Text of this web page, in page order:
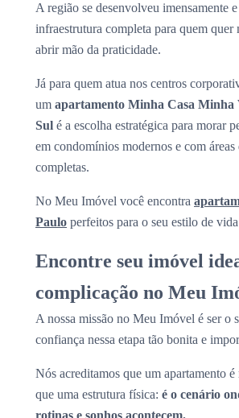
A região se desenvolveu imensamente
infraestrutura completa para quem quer
abrir mão da praticidade.
Já para quem atua nos centros
um apartamento Minha Casa Minha
Sul é a escolha estratégica para morar
em condomínios modernos e com áreas
completas.
No Meu Imóvel você encontra
Paulo perfeitos para o seu estilo de
Encontre seu imóvel
complicação no Meu
A nossa missão no Meu Imóvel é ser o
confiança nessa etapa tão bonita e
Nós acreditamos que um apartamento
que uma estrutura física: é o cenário
rotinas e sonhos acontecem.